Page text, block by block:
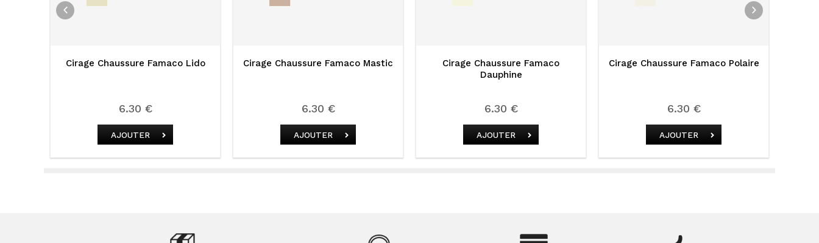
Cirage Chaussure Famaco Lido
6.30 €
AJOUTER
Cirage Chaussure Famaco Mastic
6.30 €
AJOUTER
Cirage Chaussure Famaco
Dauphine
6.30 €
AJOUTER
Cirage Chaussure Famaco Polaire
6.30 €
AJOUTER